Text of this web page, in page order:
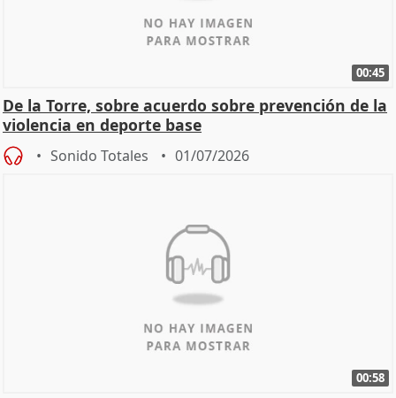
00:45
De la Torre, sobre acuerdo sobre prevención de la
violencia en deporte base
Sonido Totales 01/07/2026
00:58